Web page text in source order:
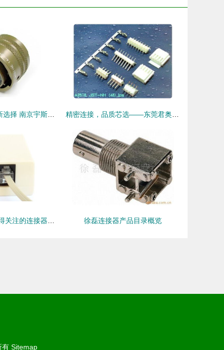
徐磊连接器产品目录概览
有 Sitemap